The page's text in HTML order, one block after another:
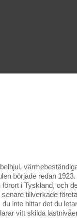
började redan
i Tyskland, och
tillverkade
inte hittar det du
vitt skilda